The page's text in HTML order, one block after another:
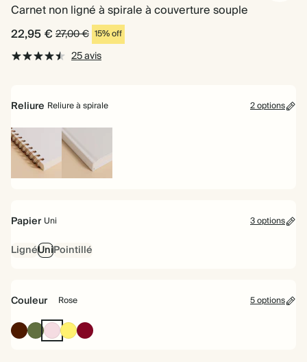
Carnet non ligné à spirale à couverture souple
22,95 € 27,00 € 15% off
25 avis
Reliure Reliure à spirale 2 options
Reliure Couverture
Papier Uni 3 options
LignéUniPointillé
Couleur Rose 5 options
Cacao
Vert
olive
RoseJauneBordeaux